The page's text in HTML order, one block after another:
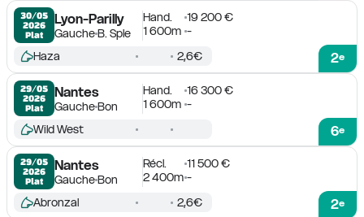
30/05
2026
Plat
Lyon-Parilly
GaucheB. Sple
Hand.
19 200 €
1 600m -
2e
Haza 2,6€
29/05
2026
Plat
Nantes
GaucheBon
Hand.
16 300 €
1 600m -
6e
Wild West
29/05
2026
Plat
Nantes
GaucheBon
Récl.
11 500 €
2 400m -
2e
Abronzal 2,6€